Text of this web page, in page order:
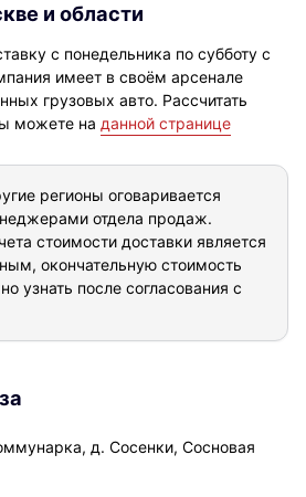
и области
с понедельника по субботу с
имеет в своём арсенале
грузовых авто. Рассчитать
можете на данной странице
регионы оговаривается
отдела продаж.
стоимости доставки является
окончательную стоимость
узнать после согласования с
д. Сосенки, Сосновая